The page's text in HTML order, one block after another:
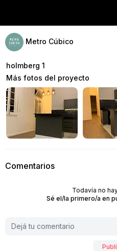
Metro Cúbico
holmberg 1
Más fotos del proyecto
Comentarios
Todavía no
Sé el/la primero/a en